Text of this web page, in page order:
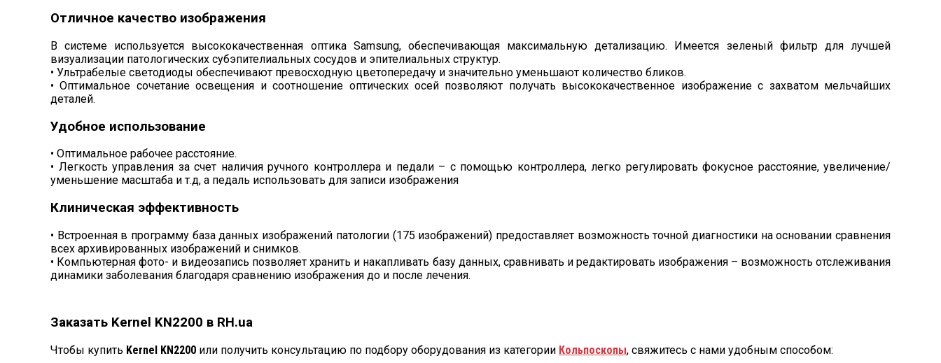
Отличное качество изображения
В системе используется высококачественная оптика Samsung, обеспечивающая максимальную детализацию. Имеется зеленый фильтр для лучшей
визуализации патологических субэпителиальных сосудов и эпителиальных структур.
• Ультрабелые светодиоды обеспечивают превосходную цветопередачу и значительно уменьшают количество бликов.
• Оптимальное сочетание освещения и соотношение оптических осей позволяют получать высококачественное изображение с захватом мельчайших
деталей.
Удобное использование
• Оптимальное рабочее расстояние.
• Легкость управления за счет наличия ручного контроллера и педали – с помощью контроллера, легко регулировать фокусное расстояние, увеличение/
уменьшение масштаба и т.д, а педаль использовать для записи изображения
Клиническая эффективность
• Встроенная в программу база данных изображений патологии (175 изображений) предоставляет возможность точной диагностики на основании сравнения
всех архивированных изображений и снимков.
• Компьютерная фото- и видеозапись позволяет хранить и накапливать базу данных, сравнивать и редактировать изображения – возможность отслеживания
динамики заболевания благодаря сравнению изображения до и после лечения.
Заказать Kernel KN2200 в RH.ua
Чтобы купить Kernel KN2200 или получить консультацию по подбору оборудования из категории Кольпоскопы, свяжитесь с нами удобным способом: